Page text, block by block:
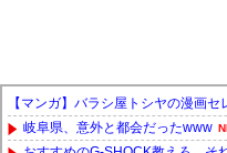
【マンガ】バラシ屋トシヤの漫画セ
岐阜県、意外と都会だったwww